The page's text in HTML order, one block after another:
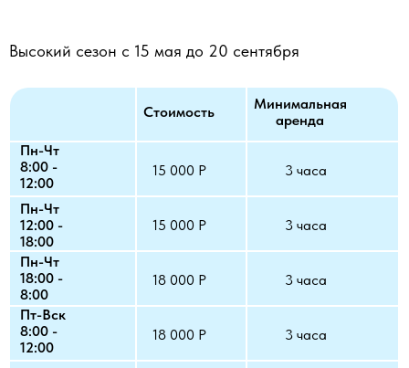
Высокий сезон с 15 мая до 20 сентября
Пн-Чт
8:00 -
12:00
15 000 Р
Стоимость
Пн-Чт
12:00 -
18:00
Минимальная
аренда
15 000 Р
3 часа
3 часа
Пн-Чт
18:00 -
8:00
Пт-Вск
8:00 -
12:00
18 000 Р 3 часа
18 000 Р 3 часа